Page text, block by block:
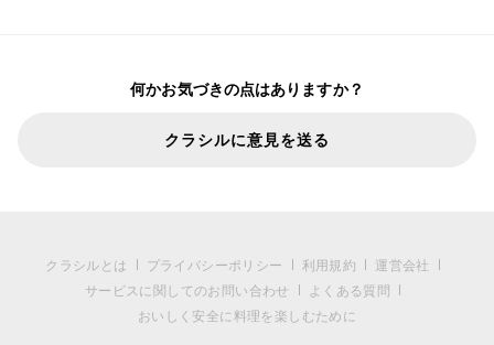
何かお気づきの点はありますか？
クラシルに意見を送る
クラシルとは プライバシーポリシー 利用規約
運営会社
サービスに関してのお問い合わせ
よくある質問
おいしく安全に料理を楽しむために